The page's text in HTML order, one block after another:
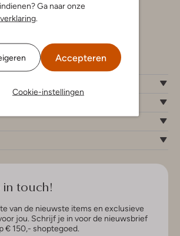
Ga naar onze
.
Accepteren
Cookie-instellingen
- 19:00 uur
uur
touch!
van de nieuwste items en exclusieve
jou. Schrijf je in voor de nieuwsbrief
€ 150,- shoptegoed.